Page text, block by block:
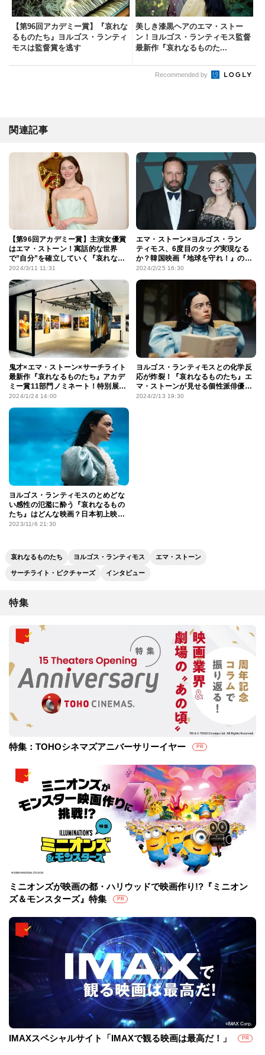
【第96回アカデミー賞】『哀れな
るものたち』ヨルゴス・ランティ
モスは監督賞を逃す
美しき漆黒ヘアのエマ・ストー
ン！ヨルゴス・ランティモス監督
最新作『哀れなるものた...
Recommended by
関連記事
【第96回アカデミー賞】主演女優賞
はエマ・ストーン！寓話的な世界
で”自分”を確立していく『哀れなる
ものたち』で、2度目の受賞となる
2024/3/11 11:31
エマ・ストーン×ヨルゴス・ラン
ティモス、6度目のタッグ実現なる
か？韓国映画『地球を守れ！』のリ
メイク企画が進行中
2024/2/25 16:30
鬼才×エマ・ストーン×サーチライト
最新作『哀れなるものたち』アカデ
ミー賞11部門ノミネート！特別展示
＆劇場パンフレットの内容は？
2024/1/24 14:00
ヨルゴス・ランティモスとの化学反
応が炸裂！『哀れなるものたち』エ
マ・ストーンが見せる個性派俳優と
しての存在感
2024/2/13 19:30
ヨルゴス・ランティモスのとめどな
い感性の氾濫に酔う『哀れなるもの
たち』はどんな映画？日本初上映レ
ビュー
2023/11/6 21:30
哀れなるものたち ヨルゴス・ランティモス エマ・ストーン
サーチライト・ピクチャーズ インタビュー
特集
特集：TOHOシネマズアニバーサリーイヤー PR
ミニオンズが映画の都・ハリウッドで映画作り!?『ミニオン
ズ＆モンスターズ』特集
PR
IMAXスペシャルサイト「IMAXで観る映画は最高だ！」 PR